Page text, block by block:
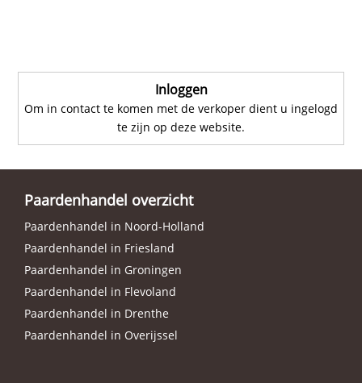
Inloggen
Om in contact te komen met de verkoper dient u ingelogd
te zijn op deze website.
Paardenhandel overzicht
Paardenhandel in Noord-Holland
Paardenhandel in Friesland
Paardenhandel in Groningen
Paardenhandel in Flevoland
Paardenhandel in Drenthe
Paardenhandel in Overijssel